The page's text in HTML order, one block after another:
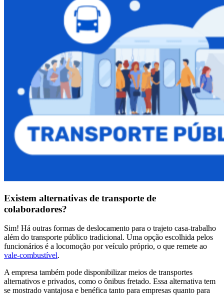
Existem alternativas de transporte de
colaboradores?
Sim! Há outras formas de deslocamento para o trajeto casa-trabalho
além do transporte público tradicional. Uma opção escolhida pelos
funcionários é a locomoção por veículo próprio, o que remete ao
vale-combustível.
A empresa também pode disponibilizar meios de transportes
alternativos e privados, como o ônibus fretado. Essa alternativa tem
se mostrado vantajosa e benéfica tanto para empresas quanto para